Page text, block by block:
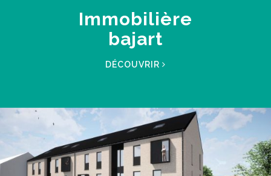
Immobilière
bajart
DÉCOUVRIR